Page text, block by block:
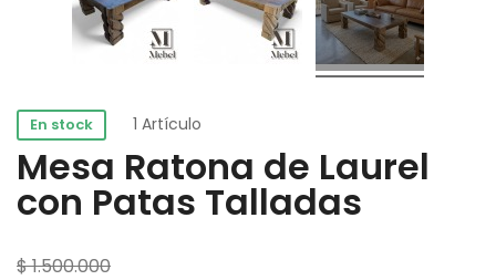
En stock 1 Artículo
Mesa Ratona de Laurel
con Patas Talladas
$ 1.500.000